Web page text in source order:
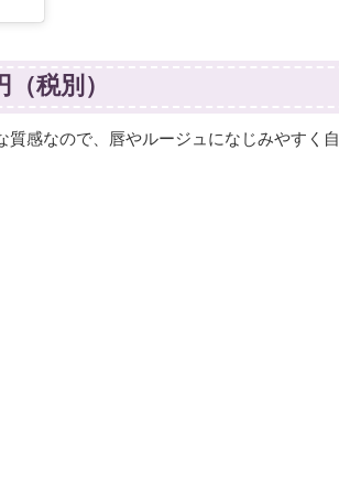
税別）
感なので、唇やルージュになじみやすく